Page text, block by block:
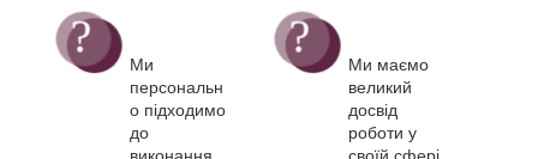
Ми
персональн
о підходимо
до
Ми маємо
великий
досвід
роботи у